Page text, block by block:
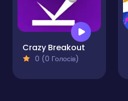
Crazy Breakout
0 (0 Голосів)